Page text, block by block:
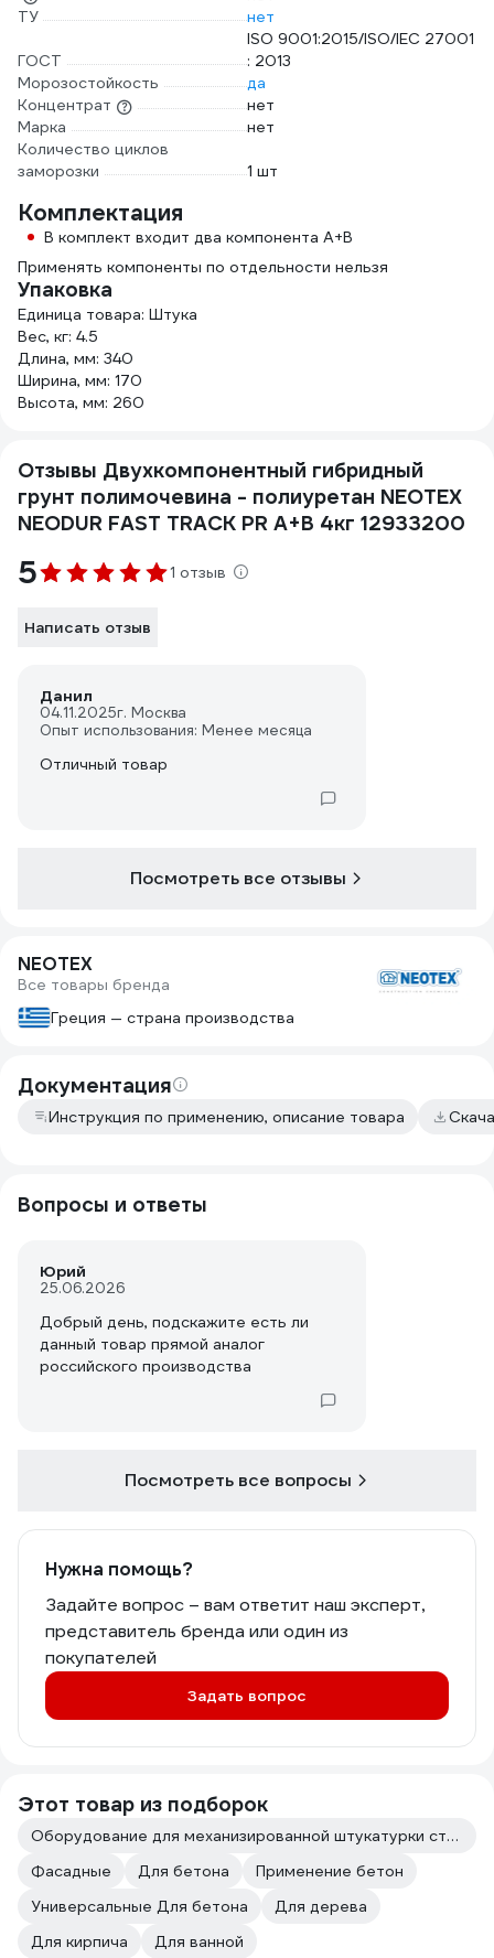
ТУ
нет
ГОСТ
ISO 9001:2015/ISO/IEC 27001
: 2013
Морозостойкость
да
Концентрат
нет
Марка
нет
Количество циклов
заморозки
1 шт
Комплектация
В комплект входит два компонента А+В
Применять компоненты по отдельности нельзя
Упаковка
Единица товара: Штука
Вес, кг: 4.5
Длина, мм: 340
Ширина, мм: 170
Высота, мм: 260
Отзывы Двухкомпонентный гибридный
грунт полимочевина - полиуретан NEOTEX
NEODUR FAST TRACK PR A+В 4кг 12933200
5 1 отзыв
Написать отзыв
Данил
04.11.2025г. Москва
Опыт использования: Менее месяца
Отличный товар
Посмотреть все отзывы
NEOTEX
Все товары бренда
Греция — страна производства
Документация
Инструкция по применению, описание товара
Вопросы и ответы
Юрий
25.06.2026
Добрый день, подскажите есть ли
данный товар прямой аналог
российского производства
Посмотреть все вопросы
Нужна помощь?
Задайте вопрос – вам ответит наш эксперт,
представитель бренда или один из
покупателей
Задать вопрос
Этот товар из подборок
Оборудование для механизированной штукатурки стен
Фасадные
Для бетона
Применение бетон
Универсальные Для бетона
Для дерева
Для кирпича
Для ванной